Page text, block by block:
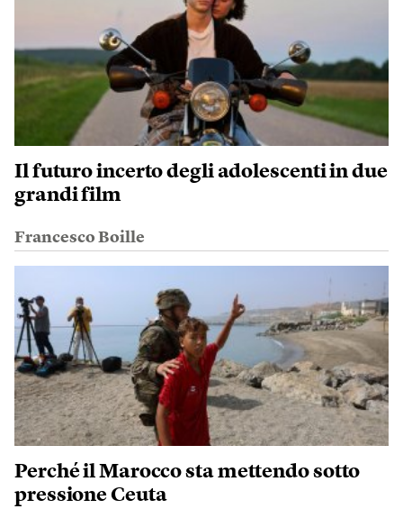
Il futuro incerto degli adolescenti in due
grandi film
Francesco Boille
Perché il Marocco sta mettendo sotto
pressione Ceuta